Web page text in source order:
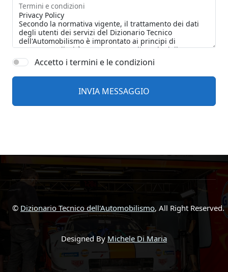
Termini e condizioni
Accetto i termini e le condizioni
© Dizionario Tecnico dell'Automobilismo, All Right Reserved.
Designed By Michele Di Maria